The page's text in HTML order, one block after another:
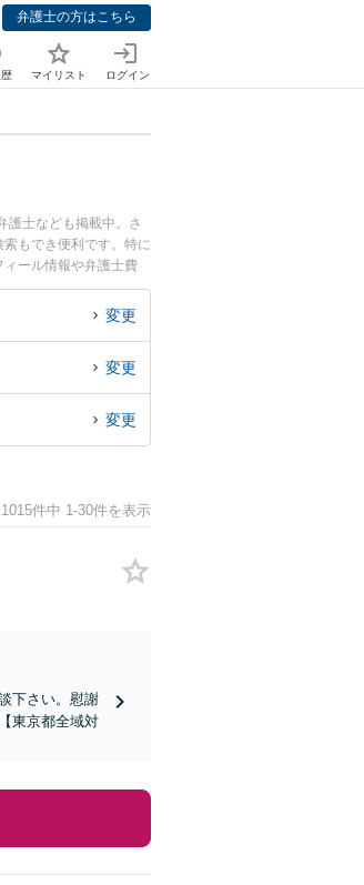
弁護士の方はこちら
マイリスト ログイン
護士なども掲載中。さ
もでき便利です。特に
ール情報や弁護士費
活費を渡さないことに
弁護士に相談予約した
変更
変更
変更
1015件中 1-30件を表示
下さい。慰謝
東京都全域対